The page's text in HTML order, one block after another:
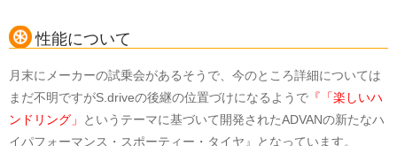
性能について
月末にメーカーの試乗会があるそうで、今のところ詳細については
まだ不明ですがS.driveの後継の位置づけになるようで 『「楽しいハ
ンドリング」
というテーマに基づいて開発されたADVANの新たなハ
イパフォーマンス・スポーティー・タイヤ』となっています。